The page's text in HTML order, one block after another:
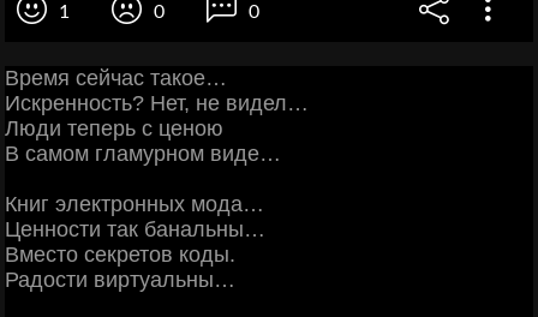
1 0 0
Время сейчас такое…
Искренность? Нет, не видел…
Люди теперь с ценою
В самом гламурном виде…
Книг электронных мода…
Ценности так банальны…
Вместо секретов коды.
Радости виртуальны…